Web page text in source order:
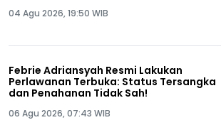
04 Agu 2026, 19:50 WIB
Febrie Adriansyah Resmi Lakukan
Perlawanan Terbuka: Status Tersangka
dan Penahanan Tidak Sah!
06 Agu 2026, 07:43 WIB